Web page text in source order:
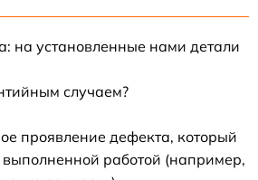
на установленные нами детали
случаем?
проявление дефекта, который
работой (например,